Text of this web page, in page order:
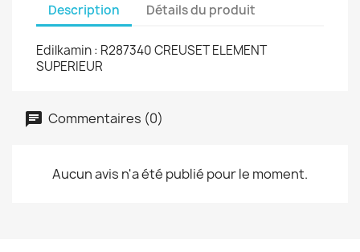
Description Détails du produit
Edilkamin : R287340 CREUSET ELEMENT
SUPERIEUR
Commentaires (0)
Aucun avis n'a été publié pour le moment.